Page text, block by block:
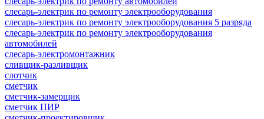
слесарь-электрик по ремонту электрооборудования
слесарь-электрик по ремонту электрооборудования 5 разряда
слесарь-электрик по ремонту электрооборудования
автомобилей
слесарь-электромонтажник
сливщик-разливщик
слотчик
сметчик
сметчик-замерщик
сметчик ПИР